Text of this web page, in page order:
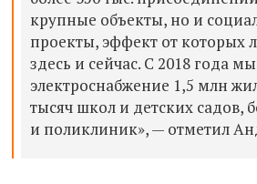
крупные объекты, но и
проекты, эффект от которых
здесь и сейчас. С 2018 года
электроснабжение 1,5 млн
тысяч школ и детских садов,
и поликлиник», — отметил